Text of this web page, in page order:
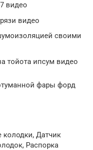
видео
видео
своими
тойота ипсум видео
фары форд
Датчик
Распорка